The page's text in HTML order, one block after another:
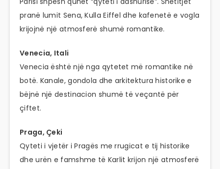
pranë lumit Sena, Kulla Eiffel dhe kafenetë e vogla
krijojnë një atmosferë shumë romantike.
Venecia, Itali
Venecia është një nga qytetet më romantike në
botë. Kanale, gondola dhe arkitektura historike e
bëjnë një destinacion shumë të veçantë për
çiftet.
Praga, Çeki
Qyteti i vjetër i Pragës me rrugicat e tij historike
dhe urën e famshme të Karlit krijon një atmosferë